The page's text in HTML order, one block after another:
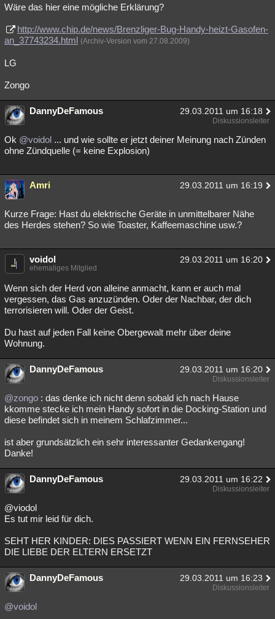
Wäre das hier eine mögliche Erklärung?
http://www.chip.de/news/Brenzliger-Bug-Handy-heizt-Gasofen-
an_37743234.html (Archiv-Version vom 27.08.2009)
LG
Zongo
DannyDeFamous 29.03.2011 um 16:18
Diskussionsleiter
Ok @voidol ... und wie sollte er jetzt deiner Meinung nach Zünden
ohne Zündquelle (= keine Explosion)
Amri 29.03.2011 um 16:19
Kurze Frage: Hast du elektrische Geräte in unmittelbarer Nähe
des Herdes stehen? So wie Toaster, Kaffeemaschine usw.?
voidol 29.03.2011 um 16:20
ehemaliges Mitglied
Wenn sich der Herd von alleine anmacht, kann er auch mal
vergessen, das Gas anzuzünden. Oder der Nachbar, der dich
terrorisieren will. Oder der Geist.
Du hast auf jeden Fall keine Obergewalt mehr über deine
Wohnung.
DannyDeFamous 29.03.2011 um 16:20
Diskussionsleiter
@zongo : das denke ich nicht denn sobald ich nach Hause
kkomme stecke ich mein Handy sofort in die Docking-Station und
diese befindet sich in meinem Schlafzimmer...
ist aber grundsätzlich ein sehr interessanter Gedankengang!
Danke!
DannyDeFamous 29.03.2011 um 16:22
Diskussionsleiter
@viodol
Es tut mir leid für dich.
SEHT HER KINDER: DIES PASSIERT WENN EIN FERNSEHER
DIE LIEBE DER ELTERN ERSETZT
DannyDeFamous 29.03.2011 um 16:23
Diskussionsleiter
@voidol